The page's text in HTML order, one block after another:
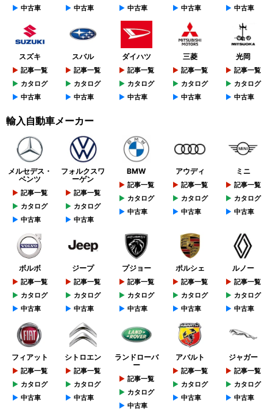
中古車
中古車
中古車
中古車
中古車
スズキ
記事一覧
カタログ
中古車
スバル
記事一覧
カタログ
中古車
ダイハツ
記事一覧
カタログ
中古車
三菱
記事一覧
カタログ
中古車
光岡
記事一覧
カタログ
中古車
輸入自動車メーカー
メルセデス・
ベンツ
記事一覧
カタログ
中古車
フォルクスワ
ーゲン
記事一覧
カタログ
中古車
BMW
記事一覧
カタログ
中古車
アウディ
記事一覧
カタログ
中古車
ミニ
記事一覧
カタログ
中古車
ボルボ
記事一覧
カタログ
中古車
ジープ
記事一覧
カタログ
中古車
プジョー
記事一覧
カタログ
中古車
ポルシェ
記事一覧
カタログ
中古車
ルノー
記事一覧
カタログ
中古車
フィアット
記事一覧
カタログ
中古車
シトロエン
記事一覧
カタログ
中古車
ランドローバ
ー
記事一覧
カタログ
中古車
アバルト
記事一覧
カタログ
中古車
ジャガー
記事一覧
カタログ
中古車